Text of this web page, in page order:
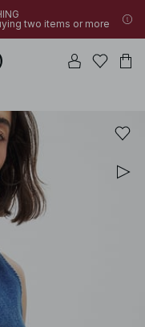
two items or more